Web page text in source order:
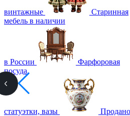
винтажные
Старинная
мебель в наличии
в России
Фарфоровая
посуда,
статуэтки, вазы